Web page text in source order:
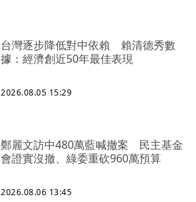
台灣逐步降低對中依賴 賴清德秀數
據：經濟創近50年最佳表現
2026.08.05 15:29
鄭麗文訪中480萬藍喊撤案 民主基金
會證實沒撤、綠委重砍960萬預算
2026.08.06 13:45